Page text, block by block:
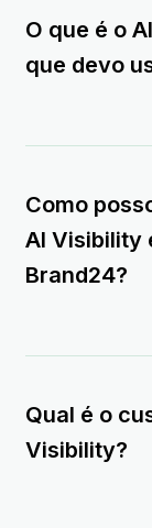
O que é o
que devo
Como
AI Visibility
Brand24?
Qual é o
Visibility?